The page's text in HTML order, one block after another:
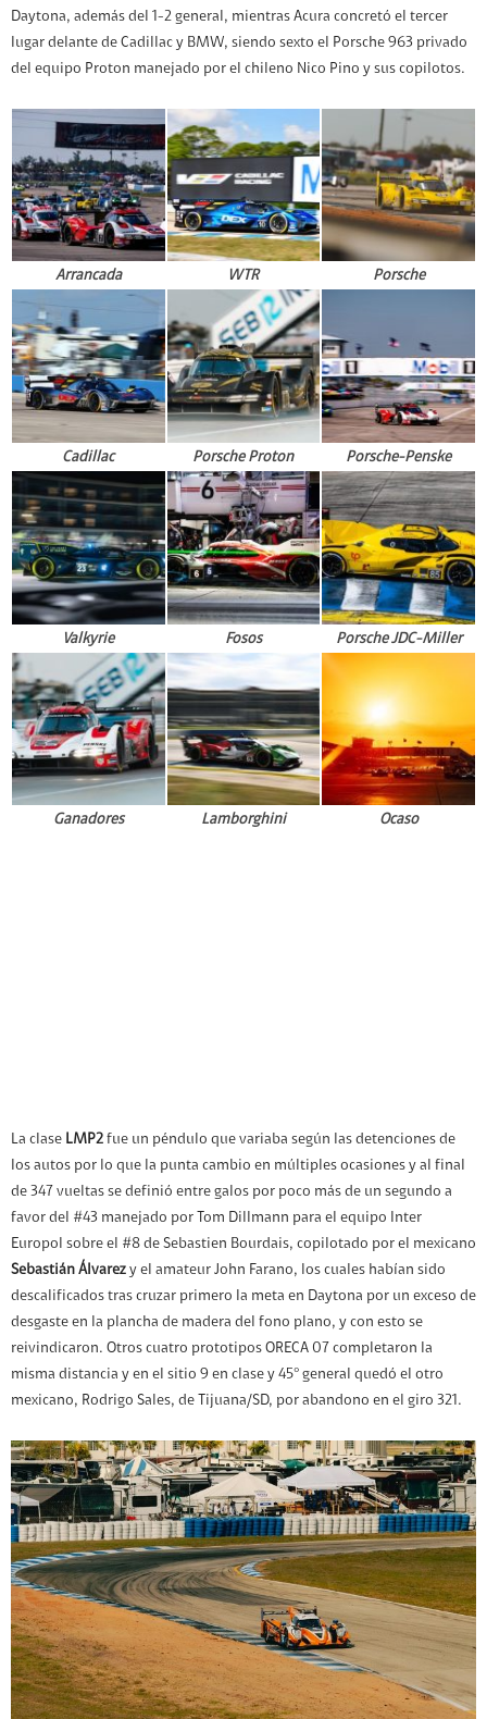
Daytona, además del 1-2 general, mientras Acura concretó el tercer
lugar delante de Cadillac y BMW, siendo sexto el Porsche 963 privado
del equipo Proton manejado por el chileno Nico Pino y sus copilotos.
Arrancada WTR Porsche
Cadillac Porsche Proton Porsche-Penske
Valkyrie Fosos Porsche JDC-Miller
Ganadores Lamborghini Ocaso
La clase LMP2 fue un péndulo que variaba según las detenciones de
los autos por lo que la punta cambio en múltiples ocasiones y al final
de 347 vueltas se definió entre galos por poco más de un segundo a
favor del #43 manejado por Tom Dillmann para el equipo Inter
Europol sobre el #8 de Sebastien Bourdais, copilotado por el mexicano
Sebastián Álvarez y el amateur John Farano, los cuales habían sido
descalificados tras cruzar primero la meta en Daytona por un exceso de
desgaste en la plancha de madera del fono plano, y con esto se
reivindicaron. Otros cuatro prototipos ORECA 07 completaron la
misma distancia y en el sitio 9 en clase y 45° general quedó el otro
mexicano, Rodrigo Sales, de Tijuana/SD, por abandono en el giro 321.